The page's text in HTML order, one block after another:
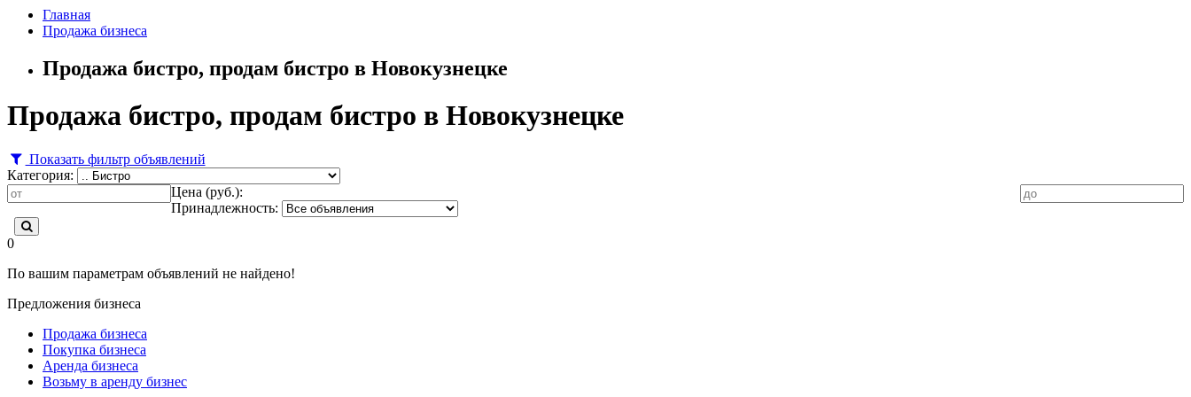
Главная
Продажа бизнеса
Продажа бистро, продам бистро в Новокузнецке
Продажа бистро, продам бистро в Новокузнецке
Показать фильтр объявлений
Категория:
Цена (руб.):
Принадлежность:
0
По вашим параметрам объявлений не найдено!
Предложения бизнеса
Продажа бизнеса
Покупка бизнеса
Аренда бизнеса
Возьму в аренду бизнес